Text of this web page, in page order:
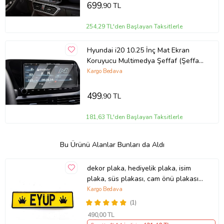
699,90 TL
254,29 TL'den Başlayan Taksitlerle
Hyundai i20 10.25 İnç Mat Ekran
Koruyucu Multimedya Şeffaf (Şeffaf
Hologram)
Kargo Bedava
499,90 TL
181,63 TL'den Başlayan Taksitlerle
Bu Ürünü Alanlar Bunları da Aldı
dekor plaka, hediyelik plaka, isim
plaka, süs plakası, cam önü plakası,
tırcı plakası (Sarı-Siyah)
(1)
Kargo Bedava
490,00 TL